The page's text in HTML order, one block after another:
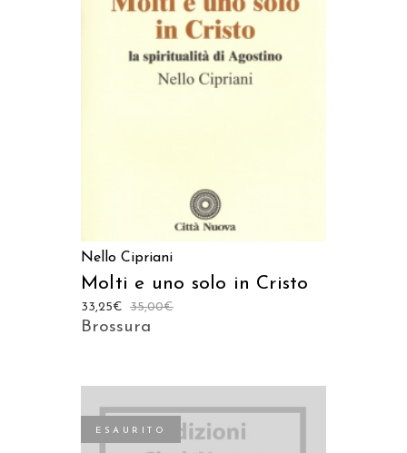
LEGGI TUTTO
Nello Cipriani
Molti e uno solo in Cristo
35,00€
33,25€
Brossura
ESAURITO